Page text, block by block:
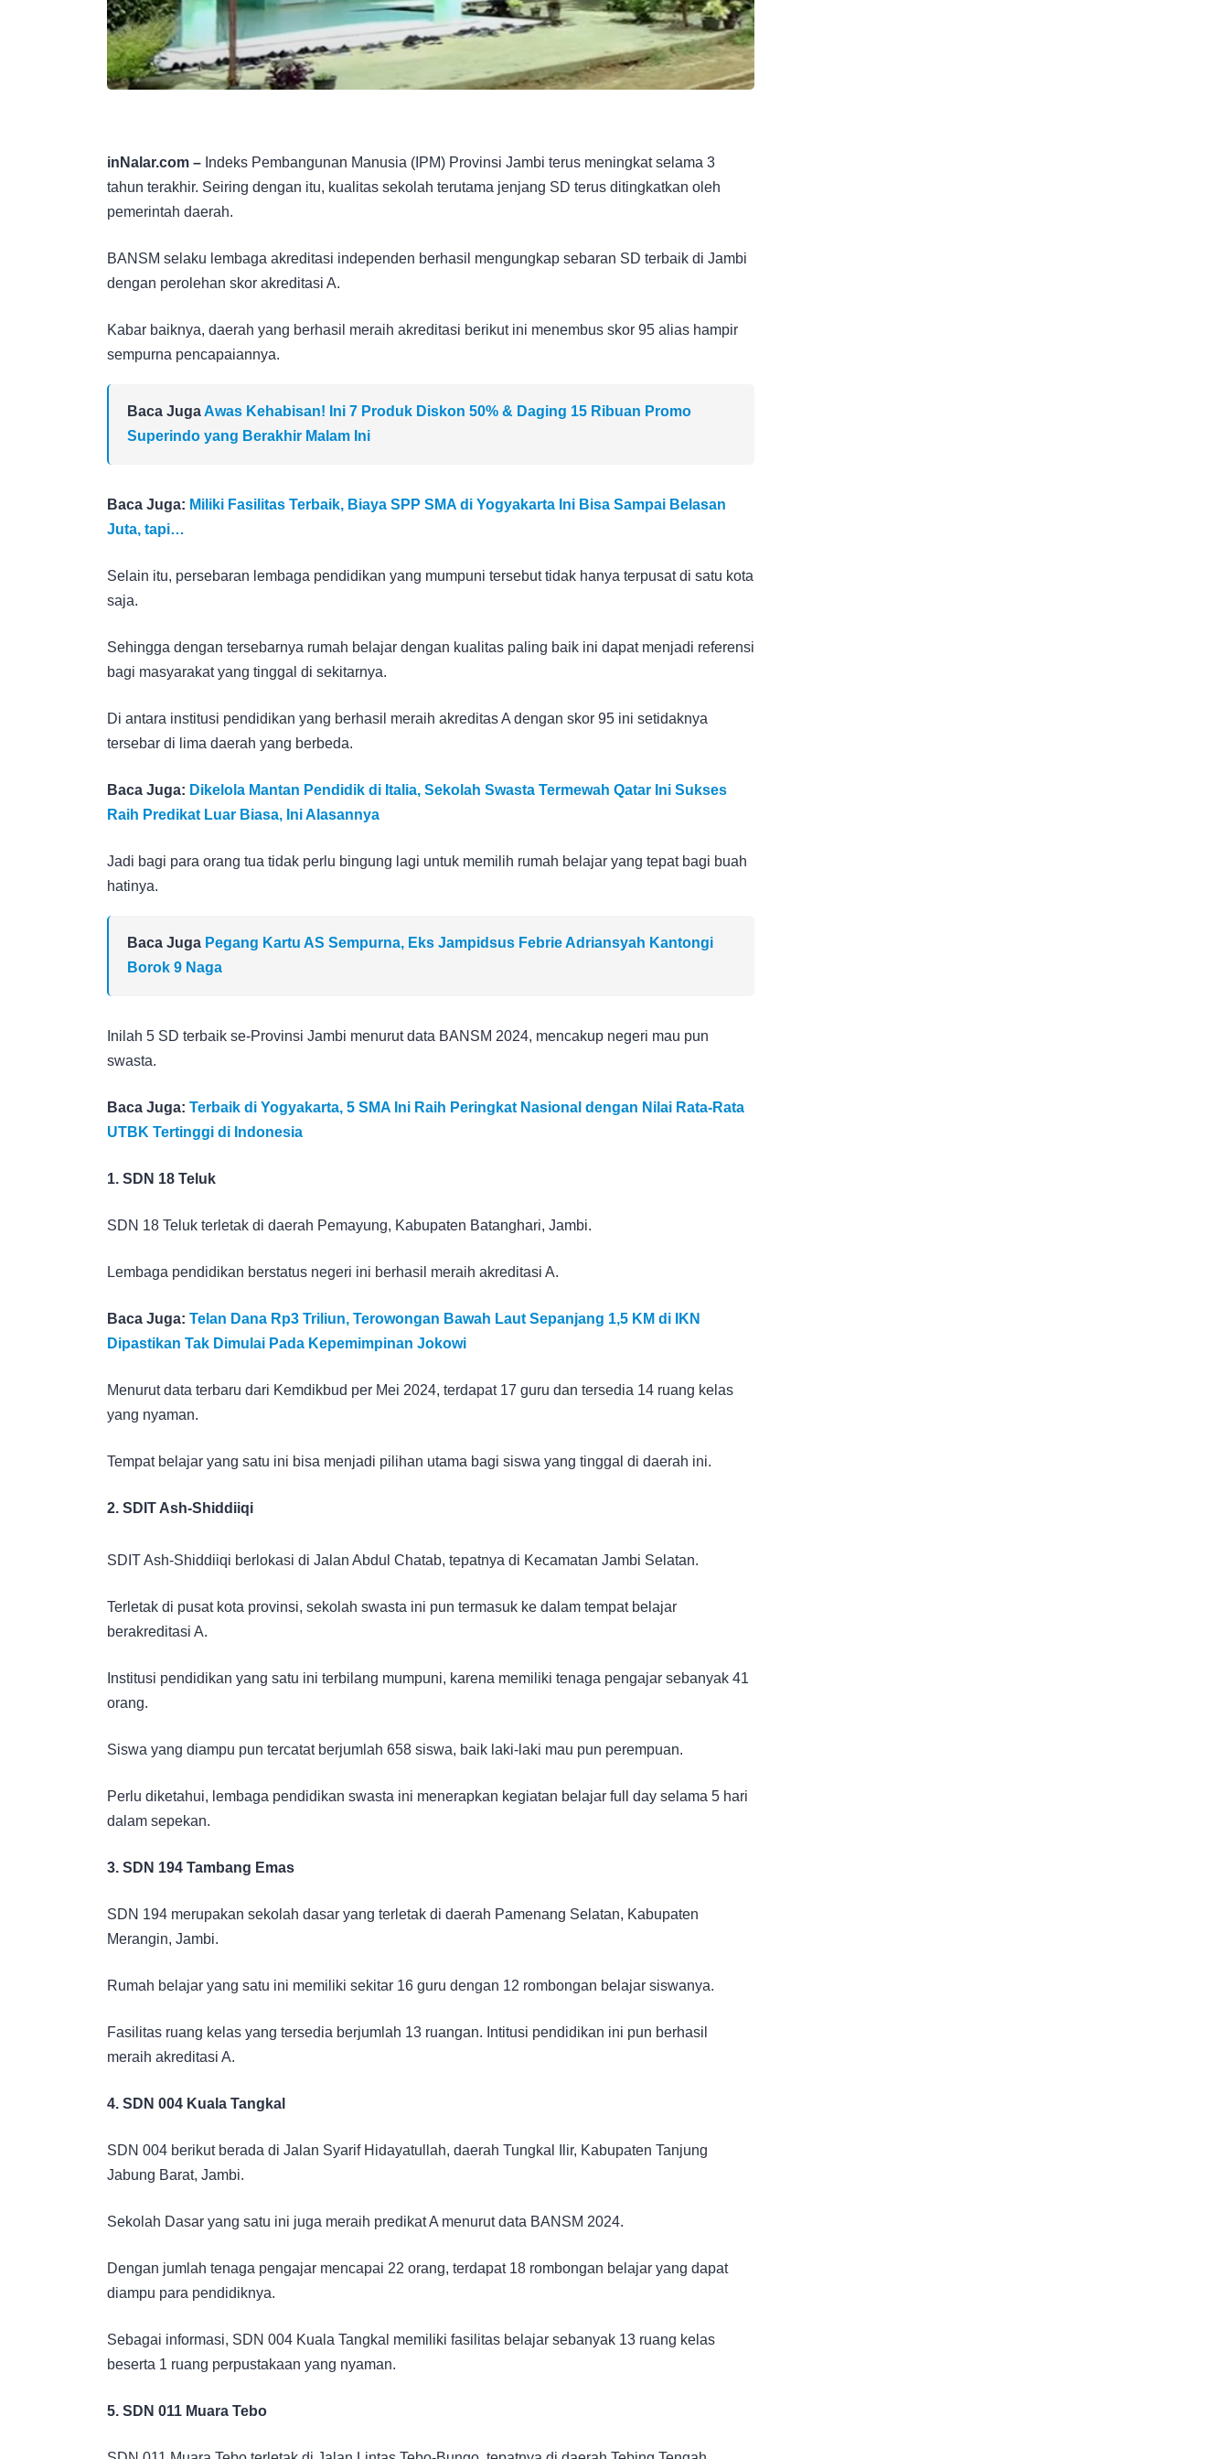
inNalar.com – Indeks Pembangunan Manusia (IPM) Provinsi Jambi terus meningkat selama 3
tahun terakhir. Seiring dengan itu, kualitas sekolah terutama jenjang SD terus ditingkatkan oleh
pemerintah daerah.
BANSM selaku lembaga akreditasi independen berhasil mengungkap sebaran SD terbaik di Jambi
dengan perolehan skor akreditasi A.
Kabar baiknya, daerah yang berhasil meraih akreditasi berikut ini menembus skor 95 alias hampir
sempurna pencapaiannya.
Baca JugaAwas Kehabisan! Ini 7 Produk Diskon 50% & Daging 15 Ribuan Promo
Superindo yang Berakhir Malam Ini
Baca Juga: Miliki Fasilitas Terbaik, Biaya SPP SMA di Yogyakarta Ini Bisa Sampai Belasan
Juta, tapi…
Selain itu, persebaran lembaga pendidikan yang mumpuni tersebut tidak hanya terpusat di satu kota
saja.
Sehingga dengan tersebarnya rumah belajar dengan kualitas paling baik ini dapat menjadi referensi
bagi masyarakat yang tinggal di sekitarnya.
Di antara institusi pendidikan yang berhasil meraih akreditas A dengan skor 95 ini setidaknya
tersebar di lima daerah yang berbeda.
Baca Juga: Dikelola Mantan Pendidik di Italia, Sekolah Swasta Termewah Qatar Ini Sukses
Raih Predikat Luar Biasa, Ini Alasannya
Jadi bagi para orang tua tidak perlu bingung lagi untuk memilih rumah belajar yang tepat bagi buah
hatinya.
Baca Juga Pegang Kartu AS Sempurna, Eks Jampidsus Febrie Adriansyah Kantongi
Borok 9 Naga
Inilah 5 SD terbaik se-Provinsi Jambi menurut data BANSM 2024, mencakup negeri mau pun
swasta.
Baca Juga: Terbaik di Yogyakarta, 5 SMA Ini Raih Peringkat Nasional dengan Nilai Rata-Rata
UTBK Tertinggi di Indonesia
1. SDN 18 Teluk
SDN 18 Teluk terletak di daerah Pemayung, Kabupaten Batanghari, Jambi.
Lembaga pendidikan berstatus negeri ini berhasil meraih akreditasi A.
Baca Juga: Telan Dana Rp3 Triliun, Terowongan Bawah Laut Sepanjang 1,5 KM di IKN
Dipastikan Tak Dimulai Pada Kepemimpinan Jokowi
Menurut data terbaru dari Kemdikbud per Mei 2024, terdapat 17 guru dan tersedia 14 ruang kelas
yang nyaman.
Tempat belajar yang satu ini bisa menjadi pilihan utama bagi siswa yang tinggal di daerah ini.
2. SDIT Ash-Shiddiiqi
SDIT Ash-Shiddiiqi berlokasi di Jalan Abdul Chatab, tepatnya di Kecamatan Jambi Selatan.
Terletak di pusat kota provinsi, sekolah swasta ini pun termasuk ke dalam tempat belajar
berakreditasi A.
Institusi pendidikan yang satu ini terbilang mumpuni, karena memiliki tenaga pengajar sebanyak 41
orang.
Siswa yang diampu pun tercatat berjumlah 658 siswa, baik laki-laki mau pun perempuan.
Perlu diketahui, lembaga pendidikan swasta ini menerapkan kegiatan belajar full day selama 5 hari
dalam sepekan.
3. SDN 194 Tambang Emas
SDN 194 merupakan sekolah dasar yang terletak di daerah Pamenang Selatan, Kabupaten
Merangin, Jambi.
Rumah belajar yang satu ini memiliki sekitar 16 guru dengan 12 rombongan belajar siswanya.
Fasilitas ruang kelas yang tersedia berjumlah 13 ruangan. Intitusi pendidikan ini pun berhasil
meraih akreditasi A.
4. SDN 004 Kuala Tangkal
SDN 004 berikut berada di Jalan Syarif Hidayatullah, daerah Tungkal Ilir, Kabupaten Tanjung
Jabung Barat, Jambi.
Sekolah Dasar yang satu ini juga meraih predikat A menurut data BANSM 2024.
Dengan jumlah tenaga pengajar mencapai 22 orang, terdapat 18 rombongan belajar yang dapat
diampu para pendidiknya.
Sebagai informasi, SDN 004 Kuala Tangkal memiliki fasilitas belajar sebanyak 13 ruang kelas
beserta 1 ruang perpustakaan yang nyaman.
5. SDN 011 Muara Tebo